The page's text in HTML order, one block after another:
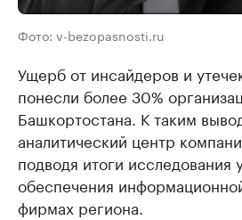
Фото: v-bezopasnosti.ru
Ущерб от инсайдеров и
понесли более 30%
Башкортостана. К таким
аналитический центр
подводя итоги исследования
обеспечения
фирмах региона.